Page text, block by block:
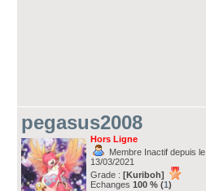
pegasus2008
Hors Ligne
Membre Inactif depuis le
13/03/2021
Grade : [Kuriboh]
Echanges 100 % (1)